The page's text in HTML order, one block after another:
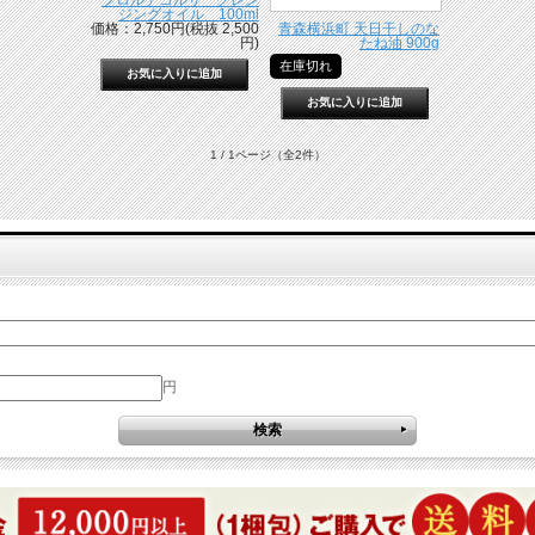
ジングオイル 100ml
価格：2,750円(税抜 2,500
円)
青森横浜町 天日干しのな
たね油 900g
在庫切れ
1 / 1ページ（全2件）
円